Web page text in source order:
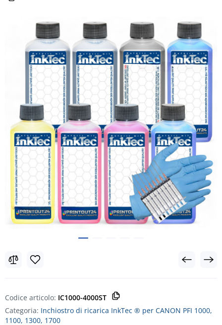
Codice articolo: IC1000-4000ST
Categoria: Inchiostro di ricarica InkTec ® per CANON PFI 1000,
1100, 1300, 1700